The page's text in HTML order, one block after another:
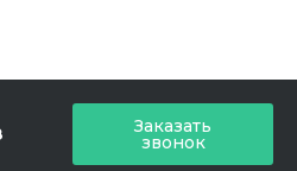
Заказать
звонок